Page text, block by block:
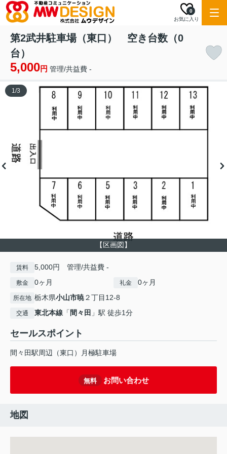
お気に入り
0
第2武井駐車場（東口） 空き台数（0
台）
5,000円 管理/共益費 -
【区画図】
1/3
賃料 5,000円 管理/共益費 -
敷金 0ヶ月 礼金 0ヶ月
所在地 栃木県小山市暁２丁目12-8
交通 東北本線 「 間々田 」駅 徒歩1分
セールスポイント
間々田駅周辺（東口）月極駐車場
無料 お問い合わせ
地図